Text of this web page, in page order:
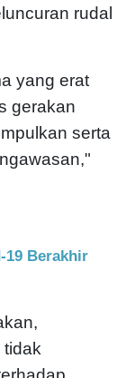
rudal
yang erat
gerakan
serta
19 Berakhir
tidak